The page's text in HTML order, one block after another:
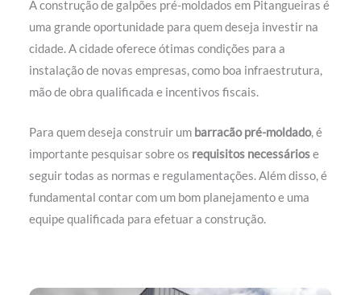
A construção de galpões pré-moldados em Pitangueiras é
uma grande oportunidade para quem deseja investir na
cidade. A cidade oferece ótimas condições para a
instalação de novas empresas, como boa infraestrutura,
mão de obra qualificada e incentivos fiscais.
Para quem deseja construir um barracão pré-moldado, é
importante pesquisar sobre os requisitos necessáriose
seguir todas as normas e regulamentações. Além disso, é
fundamental contar com um bom planejamento e uma
equipe qualificada para efetuar a construção.